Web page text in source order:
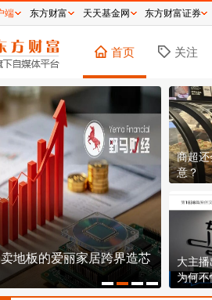
首页 关注
沉：一场资本、时代与命
逼近
钞机到
商超还
意？
大主
为何不
端 东方财富 天天基金网 东方财富证券